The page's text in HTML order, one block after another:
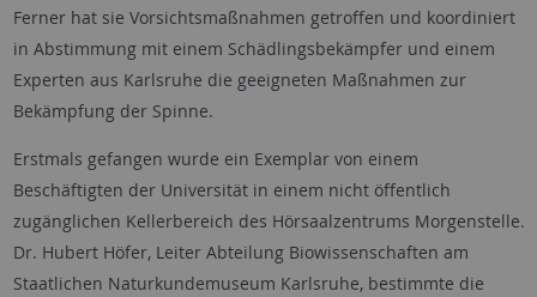
Ferner hat sie Vorsichtsmaßnahmen getroffen und koordiniert
in Abstimmung mit einem Schädlingsbekämpfer und einem
Experten aus Karlsruhe die geeigneten Maßnahmen zur
Bekämpfung der Spinne.
Erstmals gefangen wurde ein Exemplar von einem
Beschäftigten der Universität in einem nicht öffentlich
zugänglichen Kellerbereich des Hörsaalzentrums Morgenstelle.
Dr. Hubert Höfer, Leiter Abteilung Biowissenschaften am
Staatlichen Naturkundemuseum Karlsruhe, bestimmte die